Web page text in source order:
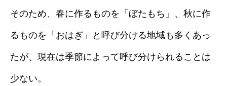
そのため、春に作るものを「ぼたもち」、秋に作
るものを「おはぎ」と呼び分ける地域も多くあっ
たが、現在は季節によって呼び分けられることは
少ない。